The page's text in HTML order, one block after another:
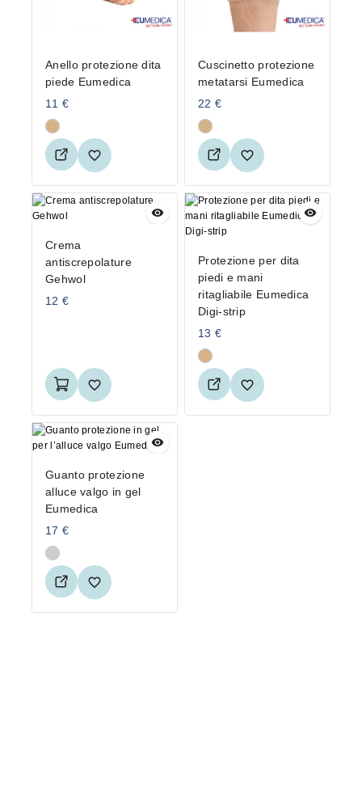
Anello protezione dita
piede Eumedica
11 €
Cuscinetto protezione
metatarsi Eumedica
22 €
Crema
antiscrepolature
Gehwol
12 €
Protezione per dita
piedi e mani
ritagliabile Eumedica
Digi-strip
13 €
Guanto protezione
alluce valgo in gel
Eumedica
17 €